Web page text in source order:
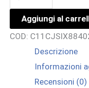
ET-
5170
quantità
Aggiungi al
COD:
Descrizione
Informazioni
Recensioni (0)